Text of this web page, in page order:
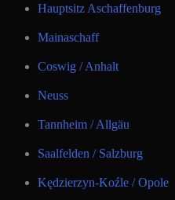
Hauptsitz Aschaffenburg
Mainaschaff
Coswig / Anhalt
Neuss
Tannheim / Allgäu
Saalfelden / Salzburg
Kędzierzyn-Koźle / Opole